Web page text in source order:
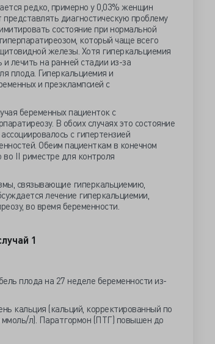
редко, примерно у 0,03% женщин
диагностическую проблему
состояние при нормальной
который чаще всего
железы. Хотя гиперкальциемия
лечить на ранней стадии из-за
плода. Гиперкальциемия и
и преэклампсией с
беременных пациенток с
В обоих случаях это состояние
с гипертензией
Обеим пациенткам в конечном
во II риместре для контроля
связывающие гиперкальциемию,
лечение гиперкальциемии,
во время беременности.
1
плода на 27 неделе беременности из-
кальция (кальций, корректированный по
ммоль/л). Паратгормон (ПТГ) повышен до